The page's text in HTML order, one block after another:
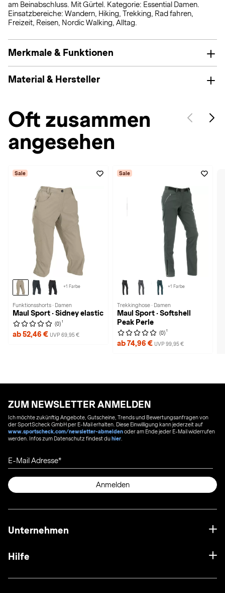
am Beinabschluss. Mit Gürtel. Kategorie: Essential Damen.
Einsatzbereiche: Wandern, Hiking, Trekking, Rad fahren,
Freizeit, Reisen, Nordic Walking, Alltag.
Merkmale & Funktionen
Material & Hersteller
Oft zusammen
angesehen
Sale
+1 Farbe
Funktionsshorts · Damen
Maul Sport · Sidney elastic
(0) 1
ab 52,46 € UVP 69,95 €
Sale
+1 Farbe
Trekkinghose · Damen
Maul Sport · Softshell
Peak Perle
(0) 1
ab 74,96 € UVP 99,95 €
ZUM NEWSLETTER ANMELDEN
Ich möchte zukünftig Angebote, Gutscheine, Trends und Bewertungsanfragen von
der SportScheck GmbH per E-Mail erhalten. Diese Einwilligung kann jederzeit auf
www.sportscheck.com/newsletter-abmeldenoder am Ende jeder E-Mail widerrufen
werden. Infos zum Datenschutz findest duhier
E-Mail Adresse
Anmelden
Unternehmen
Hilfe